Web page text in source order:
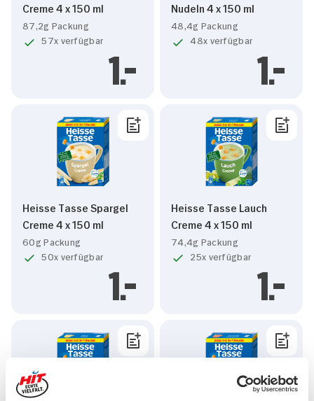
Creme 4 x 150 ml
87,2g Packung
57x verfügbar
1.
Nudeln 4 x 150 ml
48,4g Packung
48x verfügbar
1.
Heisse Tasse Spargel
Creme 4 x 150 ml
60g Packung
50x verfügbar
1.
Heisse Tasse Lauch
Creme 4 x 150 ml
74,4g Packung
25x verfügbar
1.